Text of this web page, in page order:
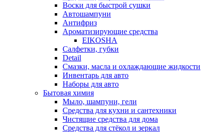
Воски для быстрой сушки
Автошампуни
Антифриз
Ароматизирующие средства
EIKOSHA
Салфетки, губки
Detail
Смазки, масла и охлаждающие жидкости
Инвентарь для авто
Наборы для авто
Бытовая химия
Мыло, шампуни, гели
Средства для кухни и сантехники
Чистящие средства для дома
Средства для стёкол и зеркал